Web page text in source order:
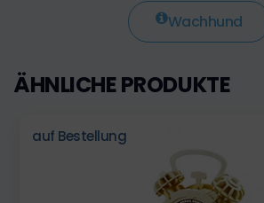
Wachhund
ÄHNLICHE PRODUKTE
auf Bestellung